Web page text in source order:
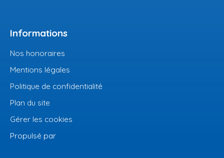
Informations
Nos honoraires
Mentions légales
Politique de confidentialité
Plan du site
Gérer les cookies
Propulsé par